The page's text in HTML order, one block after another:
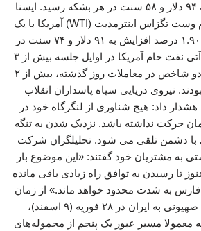
۱.۵۹ درصد افزایش، به ۹۴ دلار و ۵۸ سنت در هر بشکه رسید. ایسنا
نوشت: قیمت نفت خام وست تگزاس اینترمدیت (WTI) آمریکا با یک
دلار و ۷۱ سنت معادل ۱.۹۰ درصد افزایش به ۹۱ دلار و ۷۴ سنت در
هر بشکه رسید. قیمت آتی نفت خام آمریکا در اوایل جلسه بیش از ۳
دلار افزایش یافت. هر دو شاخص در معاملات روز گذشته، بیش از ۲
نیروی دریایی سپاه پاسداران انقلاب
داد: هیچ شناوری از لنگرگاه خود در
حرکت نداشته باشد. نزدیک شدن به تنگه
با دشمن تلقی می شود. تحلیلگران شرکت
به مشتریان خود گفتند: «این موضوع بار
تا رسیدن به توافق راه زیادی باقی مانده
فارس به شدت محدود خواهد ماند.» از زمان
آغاز تجاوز آمریکایی صهیونی به ایران در ۲۸ فوریه (۹ اسفند)،
معمولا مسیر عبور یک پنجم از محموله‌های